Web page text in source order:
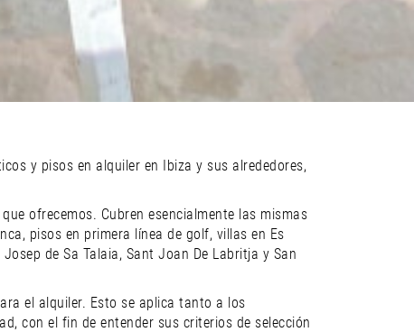
y pisos en alquiler en Ibiza y sus alrededores,
ofrecemos. Cubren esencialmente las mismas
pisos en primera línea de golf, villas en Es
de Sa Talaia, Sant Joan De Labritja y San
el alquiler. Esto se aplica tanto a los
con el fin de entender sus criterios de selección